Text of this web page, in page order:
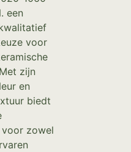
een
voor
zijn
en
biedt
zowel